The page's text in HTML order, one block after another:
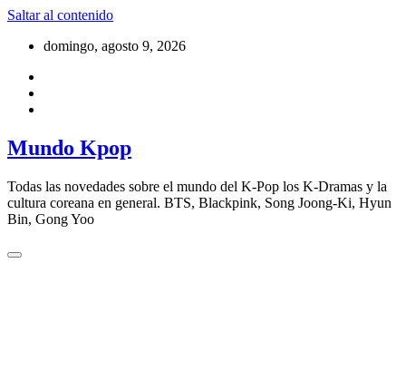
Saltar al contenido
domingo, agosto 9, 2026
Mundo Kpop
Todas las novedades sobre el mundo del K-Pop los K-Dramas y la
cultura coreana en general. BTS, Blackpink, Song Joong-Ki, Hyun
Bin, Gong Yoo